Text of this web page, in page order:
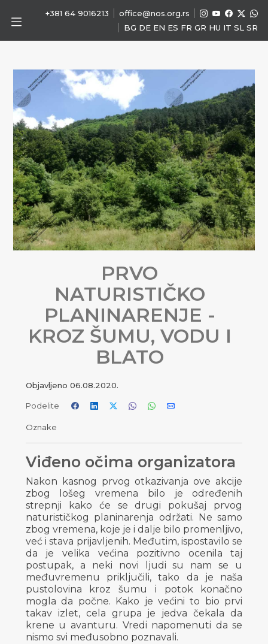
+381 64 9016213 office@nos.org.rs
BG DE EN ES FR GR HU IT SL SR
PRVO
NATURISTIČKO
PLANINARENJE -
KROZ ŠUMU, VODU I
BLATO
Objavljeno 06.08.2020.
Podelite
Oznake
Viđeno očima organizatora
Nakon kasnog prvog otkazivanja ove akcije
zbog lošeg vremena bilo je određenih
strepnji kako će se drugi pokušaj prvog
naturističkog planinarenja održati. Ne samo
zbog vremena, koje je i dalje bilo promenljivo,
već i stava prijavljenih. Međutim, ispostavilo se
da je velika većina pozitivno ocenila taj
postupak, a neki novi ljudi su nam se u
međuvremenu priključili, tako da je naša
pustolovina kroz šumu i potok konačno
mogla da počne. Kako je većini to bio prvi
takav izlet, cela grupa je jedva čekala da
krene u avanturu. Vredi napomenuti da se
nismo svi međusobno poznavali.